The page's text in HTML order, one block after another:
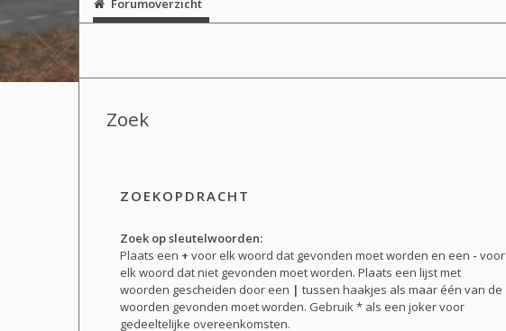
Zoek
ZOEKOPDRACHT
Zoek op sleutelwoorden:
Plaats een + voor elk woord dat gevonden moet worden en een - voor
elk woord dat niet gevonden moet worden. Plaats een lijst met
woorden gescheiden door een | tussen haakjes als maar één van de
woorden gevonden moet worden. Gebruik * als een joker voor
gedeeltelijke overeenkomsten.